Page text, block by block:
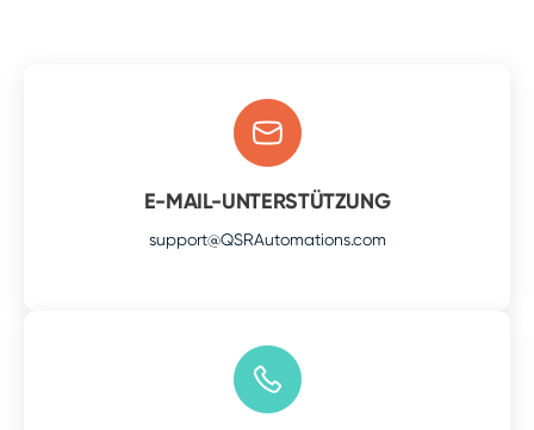
E-MAIL-UNTERSTÜTZUNG
support@QSRAutomations.com